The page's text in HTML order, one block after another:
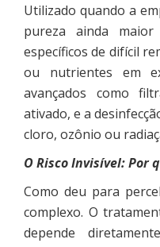
Utilizado quando a
pureza ainda
específicos de difícil
ou nutrientes em
avançados como
ativado, e a
cloro, ozônio ou
O Risco Invisível: Por
Como deu para
complexo. O
depende